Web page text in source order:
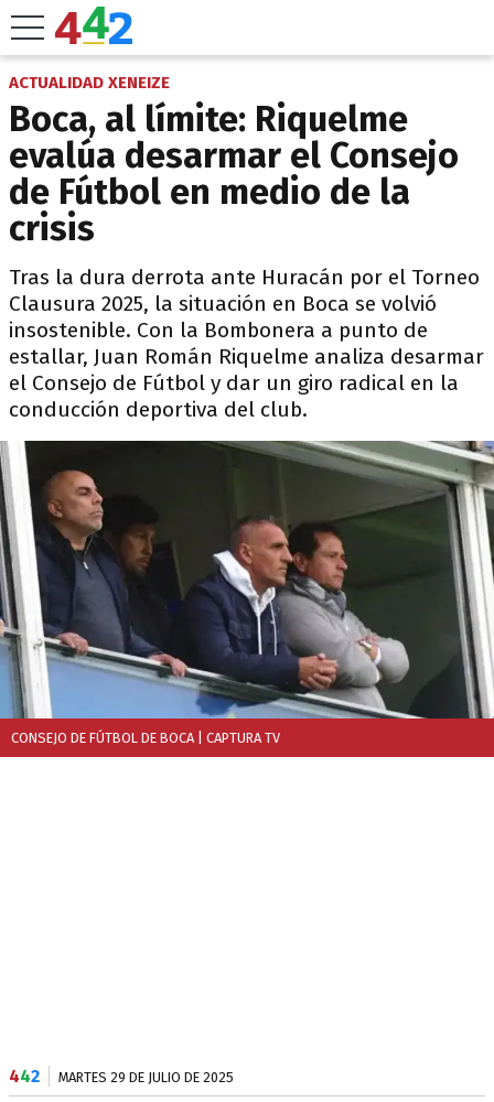
ACTUALIDAD XENEIZE
Boca, al límite: Riquelme
evalúa desarmar el Consejo
de Fútbol en medio de la
crisis
Tras la dura derrota ante Huracán por el Torneo
Clausura 2025, la situación en Boca se volvió
insostenible. Con la Bombonera a punto de
estallar, Juan Román Riquelme analiza desarmar
el Consejo de Fútbol y dar un giro radical en la
conducción deportiva del club.
CONSEJO DE FÚTBOL DE BOCA | CAPTURA TV
442 MARTES 29 DE JULIO DE 2025